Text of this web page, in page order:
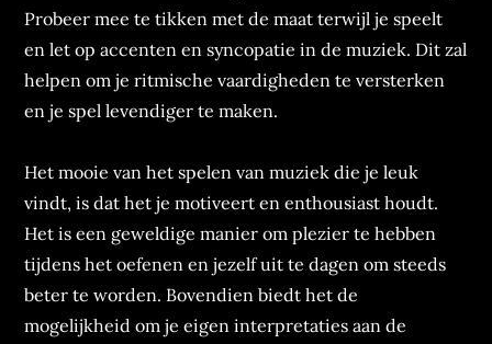
Probeer mee te tikken met de maat terwijl je speelt
en let op accenten en syncopatie in de muziek. Dit zal
helpen om je ritmische vaardigheden te versterken
en je spel levendiger te maken.
Het mooie van het spelen van muziek die je leuk
vindt, is dat het je motiveert en enthousiast houdt.
Het is een geweldige manier om plezier te hebben
tijdens het oefenen en jezelf uit te dagen om steeds
beter te worden. Bovendien biedt het de
mogelijkheid om je eigen interpretaties aan de